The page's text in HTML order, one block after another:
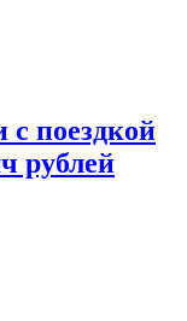
с поездкой
рублей